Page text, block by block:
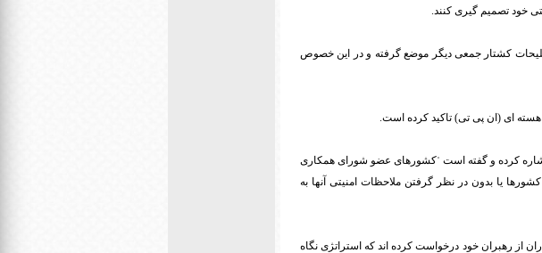
خود تصمیم گیری کنند.
کشتار جمعی دیگر موضع گرفته و در این خصوص
ای (ان پی تی) تاکید کرده است.
اشاره کرده و گفته است ˈکشورهای عضو شورای همکاری
یا بدون در نظر گرفتن ملاحظات امنیتی آنها به
از رهبران خود درخواست کرده اند که استراتژی نگاه